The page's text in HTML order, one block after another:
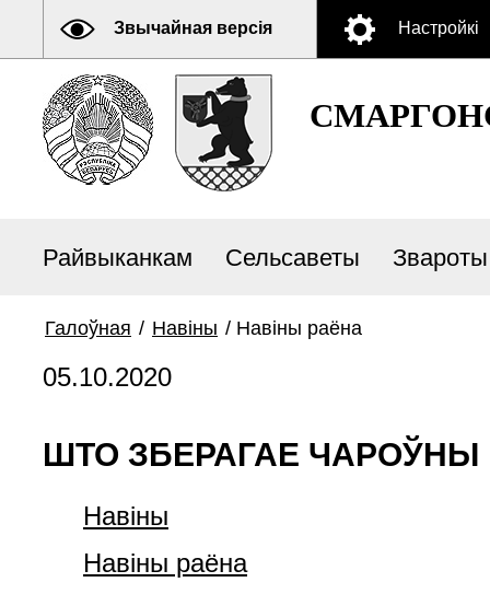
Звычайная версія Настройкі
Райвыканкам Сельсаветы Звароты
Галоўная / Навiны / Навiны раёна
05.10.2020
ШТО ЗБЕРАГАЕ ЧАРОЎНЫ
Навiны
Навiны раёна